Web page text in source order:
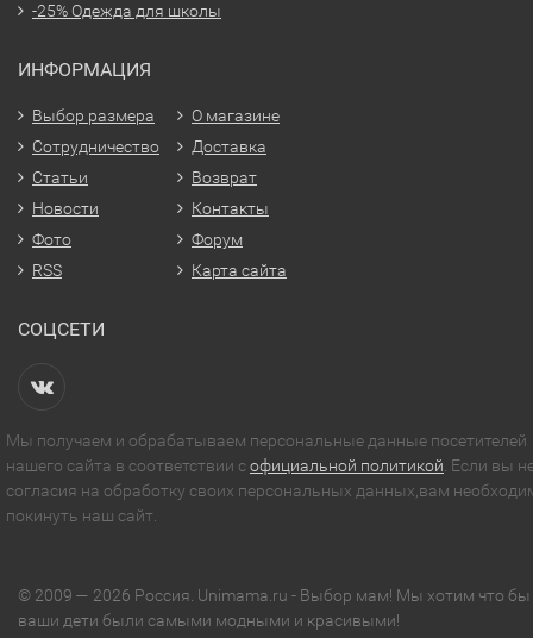
-25% Одежда для школы
ИНФОРМАЦИЯ
Выбор размера
Сотрудничество
Статьи
Новости
Фото
RSS
О магазине
Доставка
Возврат
Контакты
Форум
Карта сайта
СОЦСЕТИ
Мы получаем и обрабатываем персональные данные посетителей
нашего сайта в соответствии софициальной политикой . Если вы
согласия на обработку своих персональных данных,вам
покинуть наш сайт.
© 2009 — 2026 Россия. Unimama.ru - Выбор мам! Мы хотим что бы
ваши дети были самыми модными и красивыми!